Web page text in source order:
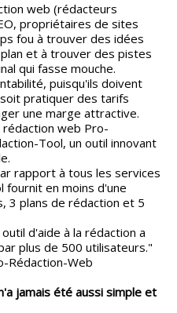
propriétaires de sites
fou à trouver des idées
et à trouver des pistes
qui fasse mouche.
puisqu'ils doivent
pratiquer des tarifs
une marge attractive.
rédaction web Pro-
Tool, un outil innovant
rapport à tous les services
fournit en moins d'une
3 plans de rédaction et 5
d'aide à la rédaction a
plus de 500 utilisateurs."
Rédaction-Web
jamais été aussi simple et